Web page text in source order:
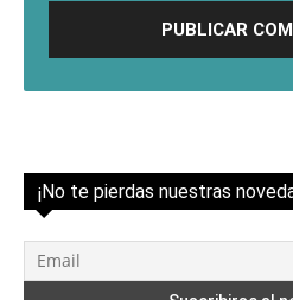
¡No te pierdas nuestras